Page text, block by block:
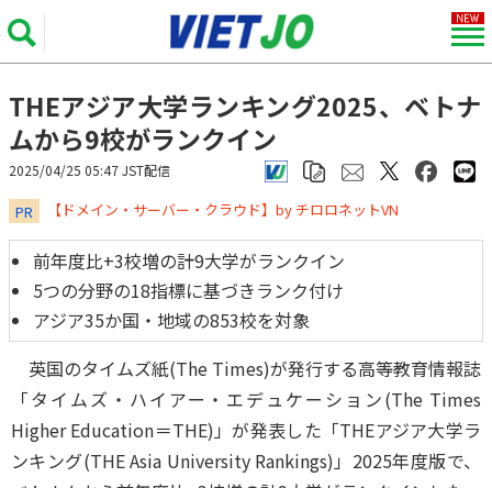
THEアジア大学ランキング2025、ベトナ
ムから9校がランクイン
2025/04/25 05:47 JST配信
PR ​​​​​​​【ドメイン・サーバー・クラウド】by チロロネットVN
前年度比+3校増の計9大学がランクイン
5つの分野の18指標に基づきランク付け
アジア35か国・地域の853校を対象
英国のタイムズ紙(The Times)が発行する高等教育情報誌
「タイムズ・ハイアー・エデュケーション(The Times
Higher Education＝THE)」が発表した「THEアジア大学ラ
ンキング(THE Asia University Rankings)」2025年度版で、